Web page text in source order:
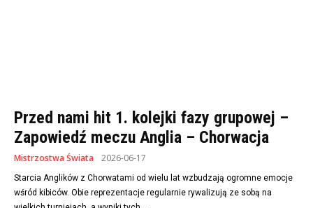
Przed nami hit 1. kolejki fazy grupowej –
Zapowiedź meczu Anglia – Chorwacja
Mistrzostwa Świata 2026-06-17
Starcia Anglików z Chorwatami od wielu lat wzbudzają ogromne emocje
wśród kibiców. Obie reprezentacje regularnie rywalizują ze sobą na